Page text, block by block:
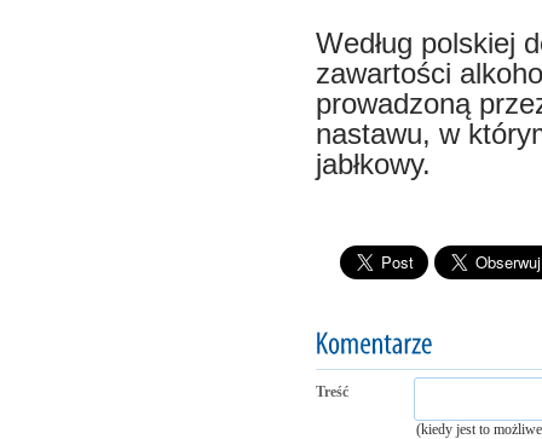
Według polskiej
zawartości
prowadzoną
nastawu, w
jabłkowy.
Treść
(kiedy jest to